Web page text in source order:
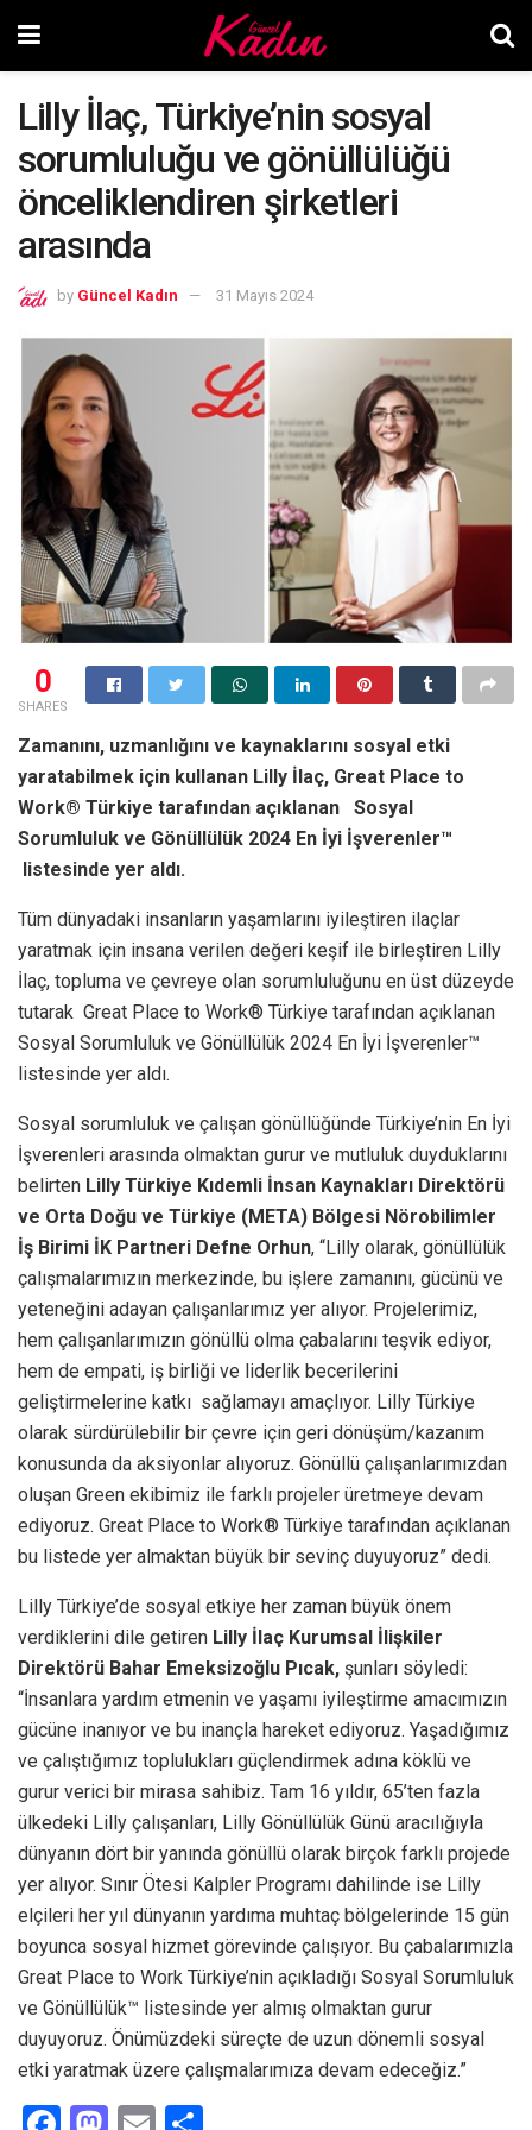
Lilly İlaç, Türkiye’nin sosyal
sorumluluğu ve gönüllülüğü
önceliklendiren şirketleri
arasında
by Güncel Kadın 31 Mayıs 2024
0
SHARES
Zamanını, uzmanlığını ve kaynaklarını sosyal etki
yaratabilmek için kullanan Lilly İlaç, Great Place to
Work® Türkiye tarafından açıklanan Sosyal
Sorumluluk ve Gönüllülük 2024 En İyi İşverenler™
listesinde yer aldı.
Tüm dünyadaki insanların yaşamlarını iyileştiren ilaçlar
yaratmak için insana verilen değeri keşif ile birleştiren Lilly
İlaç, topluma ve çevreye olan sorumluluğunu en üst düzeyde
tutarak Great Place to Work® Türkiye tarafından açıklanan
Sosyal Sorumluluk ve Gönüllülük 2024 En İyi İşverenler™
listesinde yer aldı.
Sosyal sorumluluk ve çalışan gönüllüğünde Türkiye’nin En İyi
İşverenleri arasında olmaktan gurur ve mutluluk duyduklarını
belirten Lilly Türkiye Kıdemli İnsan Kaynakları Direktörü
ve Orta Doğu ve Türkiye (META) Bölgesi Nörobilimler
İş Birimi İK Partneri Defne Orhun, “Lilly olarak, gönüllülük
çalışmalarımızın merkezinde, bu işlere zamanını, gücünü ve
yeteneğini adayan çalışanlarımız yer alıyor. Projelerimiz,
hem çalışanlarımızın gönüllü olma çabalarını teşvik ediyor,
hem de empati, iş birliği ve liderlik becerilerini
geliştirmelerine katkı sağlamayı amaçlıyor. Lilly Türkiye
olarak sürdürülebilir bir çevre için geri dönüşüm/kazanım
konusunda da aksiyonlar alıyoruz. Gönüllü çalışanlarımızdan
oluşan Green ekibimiz ile farklı projeler üretmeye devam
ediyoruz. Great Place to Work® Türkiye tarafından açıklanan
bu listede yer almaktan büyük bir sevinç duyuyoruz” dedi.
Lilly Türkiye’de sosyal etkiye her zaman büyük önem
verdiklerini dile getiren Lilly İlaç Kurumsal İlişkiler
Direktörü Bahar Emeksizoğlu Pıcak, şunları söyledi:
“İnsanlara yardım etmenin ve yaşamı iyileştirme amacımızın
gücüne inanıyor ve bu inançla hareket ediyoruz. Yaşadığımız
ve çalıştığımız toplulukları güçlendirmek adına köklü ve
gurur verici bir mirasa sahibiz. Tam 16 yıldır, 65’ten fazla
ülkedeki Lilly çalışanları, Lilly Gönüllülük Günü aracılığıyla
dünyanın dört bir yanında gönüllü olarak birçok farklı projede
yer alıyor. Sınır Ötesi Kalpler Programı dahilinde ise Lilly
elçileri her yıl dünyanın yardıma muhtaç bölgelerinde 15 gün
boyunca sosyal hizmet görevinde çalışıyor. Bu çabalarımızla
Great Place to Work Türkiye’nin açıkladığı Sosyal Sorumluluk
ve Gönüllülük™ listesinde yer almış olmaktan gurur
duyuyoruz. Önümüzdeki süreçte de uzun dönemli sosyal
etki yaratmak üzere çalışmalarımıza devam edeceğiz.”